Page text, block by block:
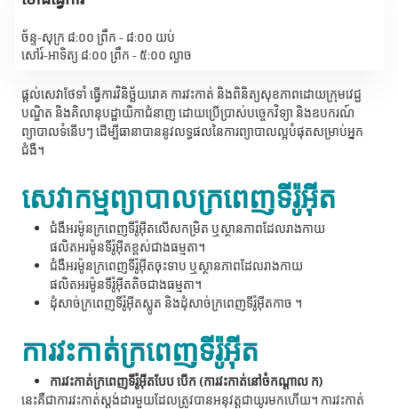
ច័ន្ទ-សុក្រ ៨:០០ ព្រឹក - ៨:០០ យប់
សៅរ៍-អាទិត្យ ៨:០០ ព្រឹក - ៥:០០ ល្ងាច
ផ្តល់សេវាថែទាំ ធ្វើការវិនិច្ឆ័យរោគ ការវះកាត់ និងពិនិត្យសុខភាពដោយក្រុមវេជ្ជ
បណ្ឌិត និងគិលានុបដ្ឋាយិកាជំនាញ ដោយប្រើប្រាស់បច្ចេកវិទ្យា និងឧបករណ៍
ព្យាបាលទំនើបៗ ដើម្បីធានាបាននូវលទ្ធផលនៃការព្យាបាលល្អបំផុតសម្រាប់អ្នក
ជំងឺ។
សេវាកម្មព្យាបាលក្រពេញទីរ៉ូអ៊ីត
ជំងឺអរម៉ូនក្រពេញទីរ៉ូអ៊ីតលើសកម្រិត ឬស្ថានភាពដែលរាងកាយ
ផលិតអរម៉ូនទីរ៉ូអ៊ីតខ្ពស់ជាងធម្មតា។
ជំងឺអរម៉ូនក្រពេញទីរ៉ូអ៊ីតចុះទាប ឬស្ថានភាពដែលរាងកាយ
ផលិតអរម៉ូនទីរ៉ូអ៊ីតតិចជាងធម្មតា។
ដុំសាច់ក្រពេញទីរ៉ូអ៊ីតស្លូត និងដុំសាច់ក្រពេញទីរ៉ូអ៊ីតកាច ។
ការវះកាត់ក្រពេញទីរ៉ូអ៊ីត
ការវះកាត់ក្រពេញទីរ៉ូអ៊ីតបែប បើក (ការវះកាត់នៅចំកណ្តាល ក)
នេះគឺជាការវះកាត់ស្តង់ដារមួយដែលត្រូវបានអនុវត្តជាយូរមកហើយ។ ការវះកាត់